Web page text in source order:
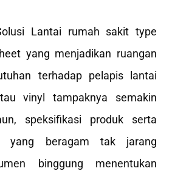
Lantai rumah sakit type
yang menjadikan ruangan
terhadap pelapis lantai
vinyl tampaknya semakin
speksifikasi produk serta
yang beragam tak jarang
binggung menentukan